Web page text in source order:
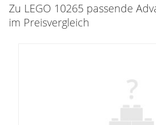
Zu LEGO 10265 passende
im Preisvergleich